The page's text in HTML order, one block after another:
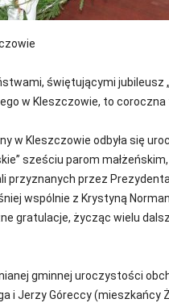
świętującymi jubileusz
w Kleszczowie, to
w Kleszczowie odbyła się
sześciu parom
przyznanych przez
wspólnie z Krystyną
gratulacje, życząc wielu
gminnej uroczystości
i Jerzy Góreccy (mieszkańcy